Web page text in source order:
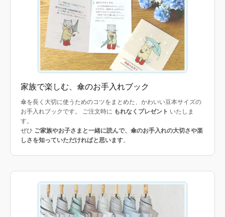
家族で楽しむ、傘のお手入れブック
傘を長く大切に使うためのコツをまとめた、かわいい豆本サイズの
お手入れブックです。 ご注文時に もれなくプレゼント いたしま
す。
ぜひ ご家族やお子さまと一緒に読んで、傘のお手入れの大切さや楽
しさを知っていただければと思います。